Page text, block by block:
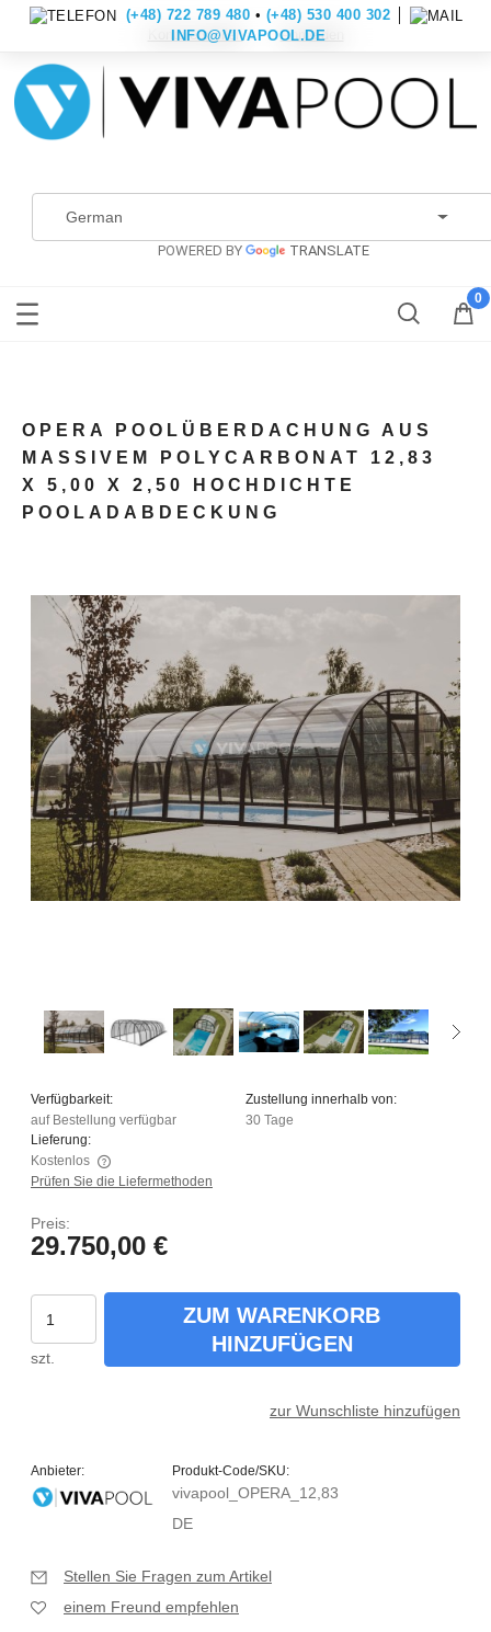
Konto erstellen Anmelden
POWERED BY TRANSLATE
(+48) 722 789 480 • (+48) 530 400 302
INFO@VIVAPOOL.DE
OPERA POOLÜBERDACHUNG AUS
MASSIVEM POLYCARBONAT 12,83
X 5,00 X 2,50 HOCHDICHTE
POOLADABDECKUNG
Verfügbarkeit:
auf Bestellung verfügbar
Zustellung innerhalb von:
30 Tage
Lieferung:
Kostenlos
Der Preis enthält keine eventuellen Zahlungskosten
Prüfen Sie die Liefermethoden
Preis:
29.750,00 €
szt.
ZUM WARENKORB
HINZUFÜGEN
zur Wunschliste hinzufügen
Anbieter: Produkt-Code/SKU:
vivapool_OPERA_12,83
DE
Stellen Sie Fragen zum Artikel
einem Freund empfehlen